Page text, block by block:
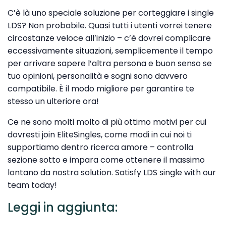
C’è là uno speciale soluzione per corteggiare i single
LDS? Non probabile. Quasi tutti i utenti vorrei tenere
circostanze veloce all’inizio – c’è dovrei complicare
eccessivamente situazioni, semplicemente il tempo
per arrivare sapere l’altra persona e buon senso se
tuo opinioni, personalità e sogni sono davvero
compatibile. È il modo migliore per garantire te
stesso un ulteriore ora!
Ce ne sono molti molto di più ottimo motivi per cui
dovresti join EliteSingles, come modi in cui noi ti
supportiamo dentro ricerca amore – controlla
sezione sotto e impara come ottenere il massimo
lontano da nostra solution. Satisfy LDS single with our
team today!
Leggi in aggiunta: